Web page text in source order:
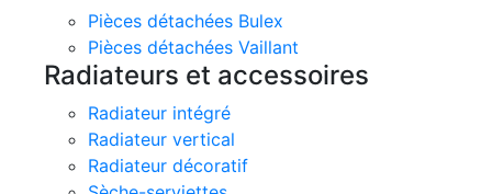
Pièces détachées Bulex
Pièces détachées Vaillant
Radiateurs et accessoires
Radiateur intégré
Radiateur vertical
Radiateur décoratif